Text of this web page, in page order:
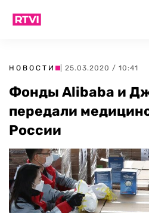
НОВОСТИ | 25.03.2020 / 10:41
Фонды Alibaba и
передали
России